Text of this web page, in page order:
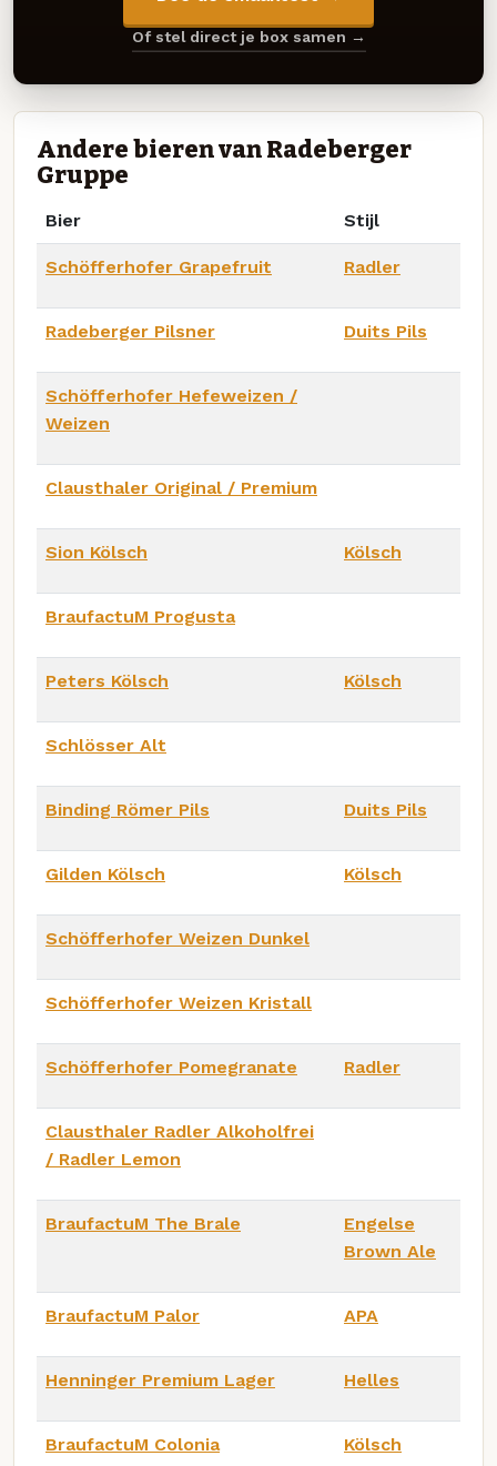
Of stel direct je box samen →
Andere bieren van Radeberger
Gruppe
Bier Stijl
Schöfferhofer Grapefruit Radler
Radeberger Pilsner Duits Pils
Schöfferhofer Hefeweizen /
Weizen
Clausthaler Original / Premium
Sion Kölsch Kölsch
BraufactuM Progusta
Peters Kölsch Kölsch
Schlösser Alt
Binding Römer Pils Duits Pils
Gilden Kölsch Kölsch
Schöfferhofer Weizen Dunkel
Schöfferhofer Weizen Kristall
Schöfferhofer Pomegranate Radler
Clausthaler Radler Alkoholfrei
/ Radler Lemon
BraufactuM The Brale
Engelse
Brown Ale
BraufactuM Palor APA
Henninger Premium Lager Helles
BraufactuM Colonia Kölsch